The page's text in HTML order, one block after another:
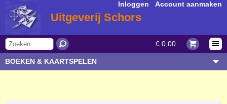
€ 0,00
Inloggen Account aanmaken
Uitgeverij Schors
BOEKEN & KAARTSPELEN
AUTEUR/SOORT